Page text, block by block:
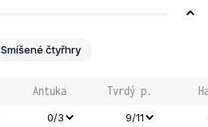
Smíšené čtyřhry
Antuka Tvrdý p.
0/3 9/11